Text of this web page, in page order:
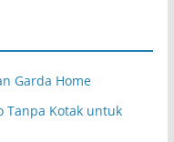
Garda Home
Tanpa Kotak untuk